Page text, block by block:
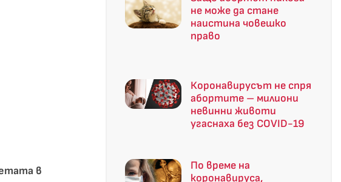
в
не може да стане
наистина човешко
право
Коронавирусът не спря
абортите – милиони
невинни животи
угаснаха без COVID-19
По време на
коронавируса,